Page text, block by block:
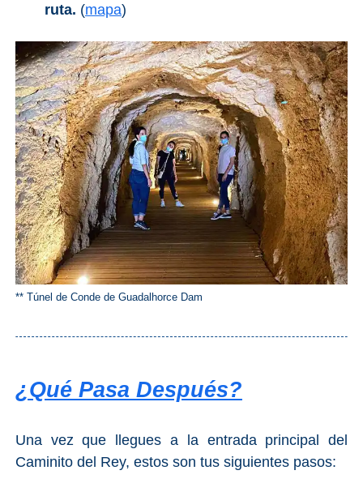
ruta. (mapa)
** Túnel de Conde de Guadalhorce Dam
¿Qué Pasa Después?
Una vez que llegues a la entrada principal del
Caminito del Rey, estos son tus siguientes pasos: